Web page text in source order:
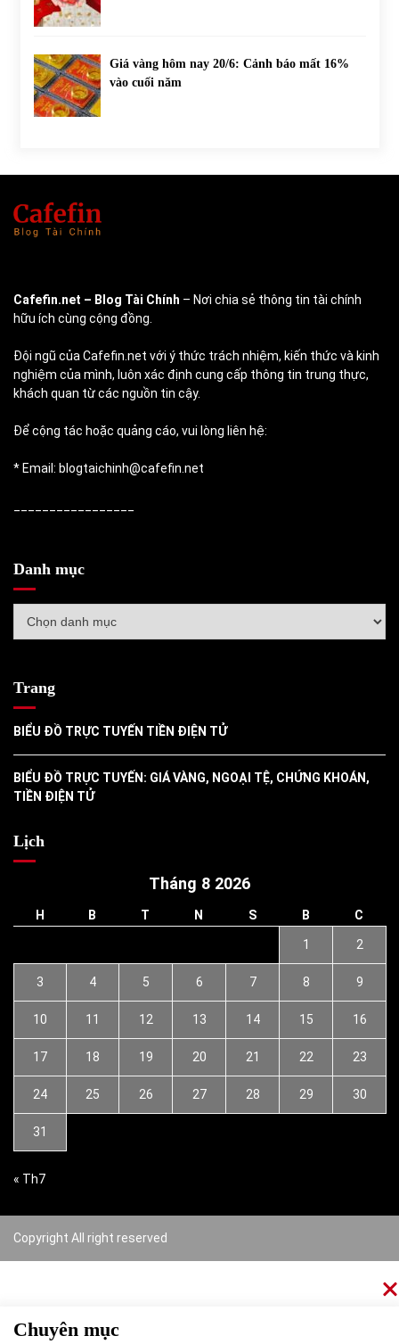
Giá vàng hôm nay 20/6: Cảnh báo mất 16%
vào cuối năm
Cafefin.net – Blog Tài Chính – Nơi chia sẻ thông tin tài chính
hữu ích cùng cộng đồng.
Đội ngũ của Cafefin.net với ý thức trách nhiệm, kiến thức và kinh
nghiệm của mình, luôn xác định cung cấp thông tin trung thực,
khách quan từ các nguồn tin cậy.
Để cộng tác hoặc quảng cáo, vui lòng liên hệ:
* Email: blogtaichinh@cafefin.net
Danh mục
mục
Trang
BIỂU ĐỒ TRỰC TUYẾN TIỀN ĐIỆN TỬ
BIỂU ĐỒ TRỰC TUYẾN: GIÁ VÀNG, NGOẠI TỆ, CHỨNG KHOÁN,
TIỀN ĐIỆN TỬ
Lịch
Tháng 8 2026
H B T N S B C
1 2
3 4 5 6 7 8 9
10 11 12 13 14 15 16
17 18 19 20 21 22 23
24 25 26 27 28 29 30
31
« Th7
Copyright All right reserved
Chuyên mục